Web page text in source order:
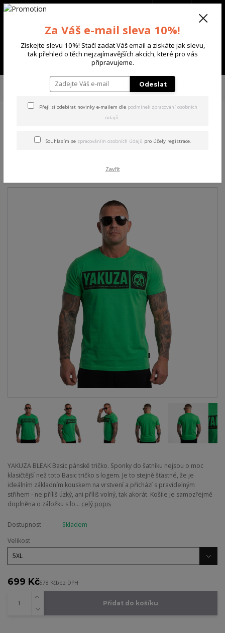
Menu
+420 702 136 620
TRIKA & TÍLKA
Yakuza pánské tričko Bleak Regular
Basic T-Shirt bright/green 5XL
Regular Basic T-Shirt
YAKUZA BLEAK Basic pánské tričko. Sponky do šatníku nejsou o moc
klasičtější než toto Basic tričko s logem. Je to stejně šťastné, že je
ideálním základním kouskem na vrstvení a přichází s pravidelným
střihem - ne příliš úzký, ani příliš volný, tak akorát. Košile je samozřejmě
doplněna o záložku s lo... celý popis
Dostupnost
Skladem
Velikost
699 Kč578 Kčbez DPH
Přidat do košíku
Za Váš e-mail sleva 10%!
Získejte slevu 10%! Stačí zadat Váš email a ziskáte jak slevu,
tak přehled o těch nejzajímavějších akcích, které pro vás
připravujeme.
Odeslat
Přeji si odebírat novinky e-mailem dle podmínek zpracování osobních
údajů.
Souhlasím se zpracováním osobních údajů pro účely registrace.
Zavřít